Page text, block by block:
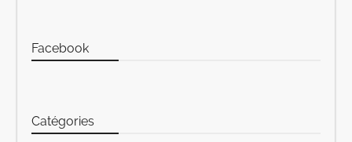
Facebook
Catégories